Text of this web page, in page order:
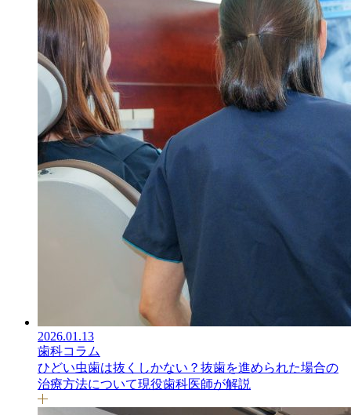
2026.01.13
歯科コラム
ひどい虫歯は抜くしかない？抜歯を進められた場合の
治療方法について現役歯科医師が解説